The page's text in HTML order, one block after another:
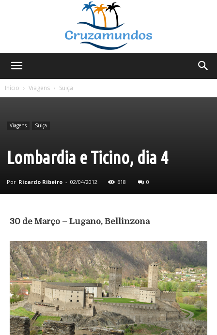
Início
Viagens Suiça
Viagens Suiça
Lombardia e Ticino, dia 4
Por Ricardo Ribeiro - 02/04/2012 618 0
30 de Março – Lugano, Bellinzona